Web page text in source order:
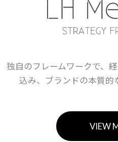
独自のフレームワークで、
込み、ブランドの本質的
VIEW